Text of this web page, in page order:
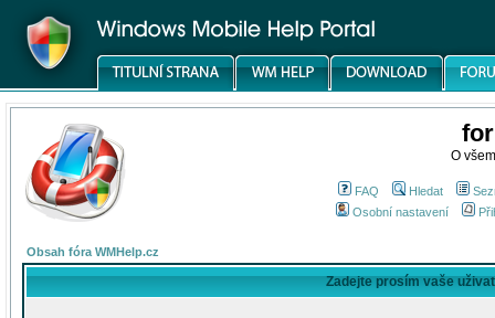
O
FAQ Hledat
Osobní nastavení
Obsah fóra WMHelp.cz
Zadejte prosím vaše